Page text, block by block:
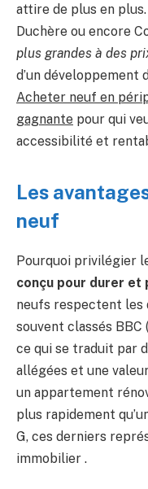
attire de plus en
Duchère ou encore
plus grandes à des
d’un développement
Acheter neuf en
gagnante pour qui
accessibilité et
Les
neuf
Pourquoi privilégier
conçu pour durer et
neufs respectent les
souvent classés BBC
ce qui se traduit par
allégées et une
un appartement
plus rapidement
G, ces derniers
immobilier .